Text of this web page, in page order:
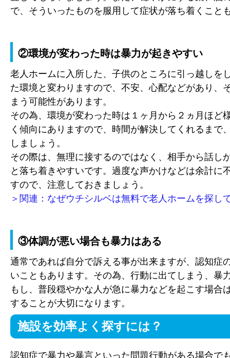
で、そういったものを服用して症状が落ち着くこと
②環境が変わった時は暴力が起きやすい
老人ホームに入所した、子供のところに引っ越しを
た環境と変わりますので、不安、心配などがあり、
まう可能性があります。
その為、環境が変わった時は１ヶ月から２ヵ月ほど
く傾向にありますので、時間が解決してくれるまで
しましょう。
その際は、無理に接するのではなく、相手から話し
と落ち着きやすいです。過度な声かけなどは余計に
すので、注意しておきましょう。
＞関連：なぜウチシルベは無料で老人ホームを探し
③体調が悪い場合も暴力はある
通常であれば自分で訴える事が出来ますが、認知症
いこともあります。その為、行動に出てしまう、暴
もし、普段穏やかな人が急に暴力などを起こす場合
することが大切になります。
施設を効率よく探すには？
認知症で暴力や暴言といった問題行動がある場合で